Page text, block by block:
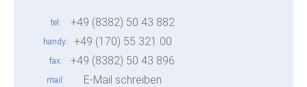
tel +49 (8382) 50 43 882
handy +49 (170) 55 321 00
fax +49 (8382) 50 43 896
mail E-Mail schreiben